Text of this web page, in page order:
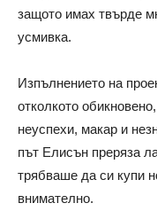
защото имах твърде
усмивка.
Изпълнението на
отколкото
неуспехи, макар и
път Елисън преряза
трябваше да си купи
внимателно.